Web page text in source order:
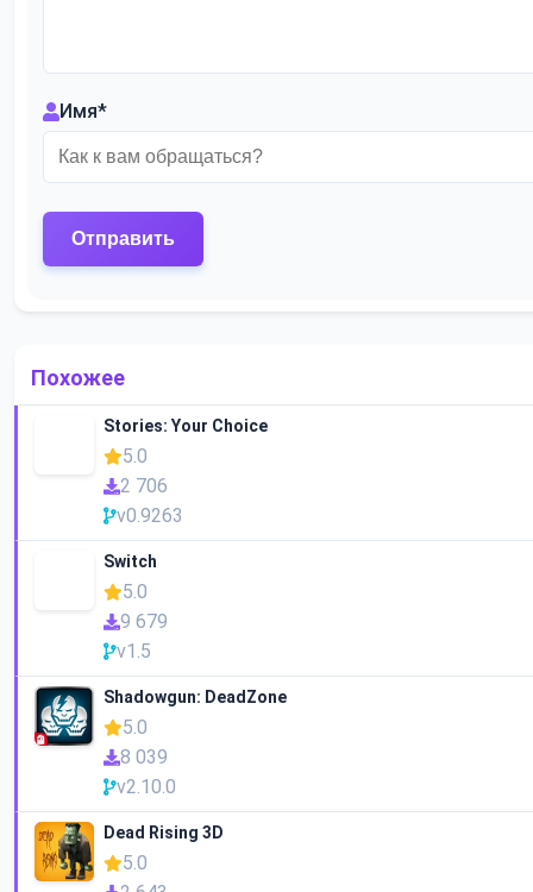
Имя*
Похожее
Stories: Your Choice
5.0
2 706
v0.9263
Switch
5.0
9 679
v1.5
Shadowgun: DeadZone
5.0
8 039
v2.10.0
Dead Rising 3D
5.0